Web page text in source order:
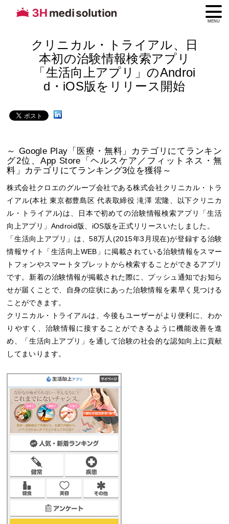
MENU
クリニカル・トライアル、日
本初の治験情報検索アプリ
「生活向上アプリ」のAndroi
d・iOS版をリリース開始
～ Google Play「医療・無料」カテゴリにてランキン
グ2位、App Store「ヘルスケア／フィットネス・無
料」カテゴリにてランキング3位を獲得～
株式会社クロエのグループ会社である株式会社クリニカル・トラ
イアル(本社 東京都豊島区 代表取締役 滝澤 宏隆、以下クリニカ
ル・トライアル)は、日本で初めての治験情報検索アプリ「生活
向上アプリ」Android版、iOS版を正式リリースいたしました。
「生活向上アプリ」は、58万人(2015年3月現在)が登録する治験
情報サイト「生活向上WEB」に掲載されている治験情報をスマー
トフォンやスマートタブレットから検索することができるアプリ
です。新着の治験情報が掲載された際に、プッシュ通知でお知ら
せが届くことで、自身の症状にあった治験情報を素早く見つける
ことができます。
クリニカル・トライアルは、今後もユーザーがより便利に、わか
りやすく、治験情報に接することができるように機能改善を進
め、「生活向上アプリ」を通して治験の社会的な認知向上に貢献
してまいります。